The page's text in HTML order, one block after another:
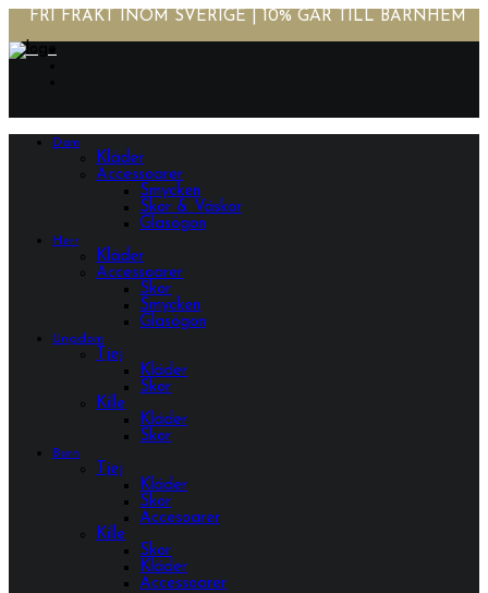
FRI FRAKT INOM SVERIGE | 10% GÅR TILL BARNHEM
Dam
Kläder
Accessoarer
Smycken
Skor & Väskor
Glasögon
Herr
Kläder
Accessoarer
Skor
Smycken
Glasögon
Ungdom
Tjej
Kläder
Skor
Kille
Kläder
Skor
Barn
Tjej
Kläder
Skor
Accesoarer
Kille
Skor
Kläder
Accessoarer